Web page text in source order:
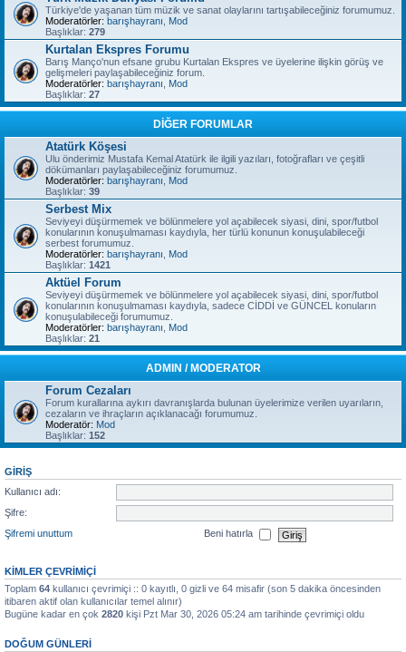
Türkiye'de yaşanan tüm müzik ve sanat olaylarını tartışabileceğiniz forumumuz.
Moderatörler: barışhayranı
Mod
Başlıklar: 279
Kurtalan Ekspres Forumu
Barış Manço'nun efsane grubu Kurtalan Ekspres ve üyelerine ilişkin görüş ve
gelişmeleri paylaşabileceğiniz forum.
Moderatörler: barışhayranı
Mod
Başlıklar: 27
DİĞER FORUMLAR
Atatürk Köşesi
Ulu önderimiz Mustafa Kemal Atatürk ile ilgili yazıları, fotoğrafları ve çeşitli
dökümanları paylaşabileceğiniz forumumuz.
Moderatörler: barışhayranı
Mod
Başlıklar: 39
Serbest Mix
Seviyeyi düşürmemek ve bölünmelere yol açabilecek siyasi, dini, spor/futbol
konularının konuşulmaması kaydıyla, her türlü konunun konuşulabileceği
serbest forumumuz.
Moderatörler: barışhayranı
Mod
Başlıklar: 1421
Aktüel Forum
Seviyeyi düşürmemek ve bölünmelere yol açabilecek siyasi, dini, spor/futbol
konularının konuşulmaması kaydıyla, sadece CİDDİ ve GÜNCEL konuların
konuşulabileceği forumumuz.
Moderatörler: barışhayranı
Mod
Başlıklar: 21
ADMIN / MODERATOR
Forum Cezaları
Forum kurallarına aykırı davranışlarda bulunan üyelerimize verilen uyarıların,
cezaların ve ihraçların açıklanacağı forumumuz.
Moderatör: Mod
Başlıklar: 152
GIRIŞ
Kullanıcı adı:
Şifre:
Şifremi unuttum
Beni hatırla
KIMLER ÇEVRIMIÇI
Toplam 64 kullanıcı çevrimiçi :: 0 kayıtlı, 0 gizli ve 64 misafir (son 5 dakika öncesinden
itibaren aktif olan kullanıcılar temel alınır)
Bugüne kadar en çok 2820 kişi Pzt Mar 30, 2026 05:24 am tarihinde çevrimiçi oldu
DOĞUM GÜNLERI